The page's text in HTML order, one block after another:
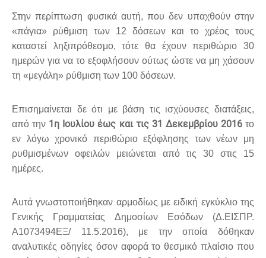
Στην περίπτωση φυσικά αυτή, που δεν υπαχθούν στην
«πάγια» ρύθμιση των 12 δόσεων και το χρέος τους
καταστεί ληξιπρόθεσμο, τότε θα έχουν περιθώριο 30
ημερών για να το εξοφλήσουν ούτως ώστε να μη χάσουν
τη «μεγάλη» ρύθμιση των 100 δόσεων.
Επισημαίνεται δε ότι με βάση τις ισχύουσες διατάξεις,
από την 1η Ιουλίου έως και τις 31 Δεκεμβρίου 2016το
εν λόγω χρονικό περιθώριο εξόφλησης των νέων μη
ρυθμισμένων οφειλών μειώνεται από τις 30 στις 15
ημέρες.
Αυτά γνωστοποιήθηκαν αρμοδίως με ειδική εγκύκλιο της
Γενικής Γραμματείας Δημοσίων Εσόδων (Δ.ΕΙΣΠΡ.
Α1073494ΕΞ/ 11.5.2016), με την οποία δόθηκαν
αναλυτικές οδηγίες όσον αφορά το θεσμικό πλαίσιο που